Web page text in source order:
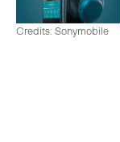
Credits: Sonymobile